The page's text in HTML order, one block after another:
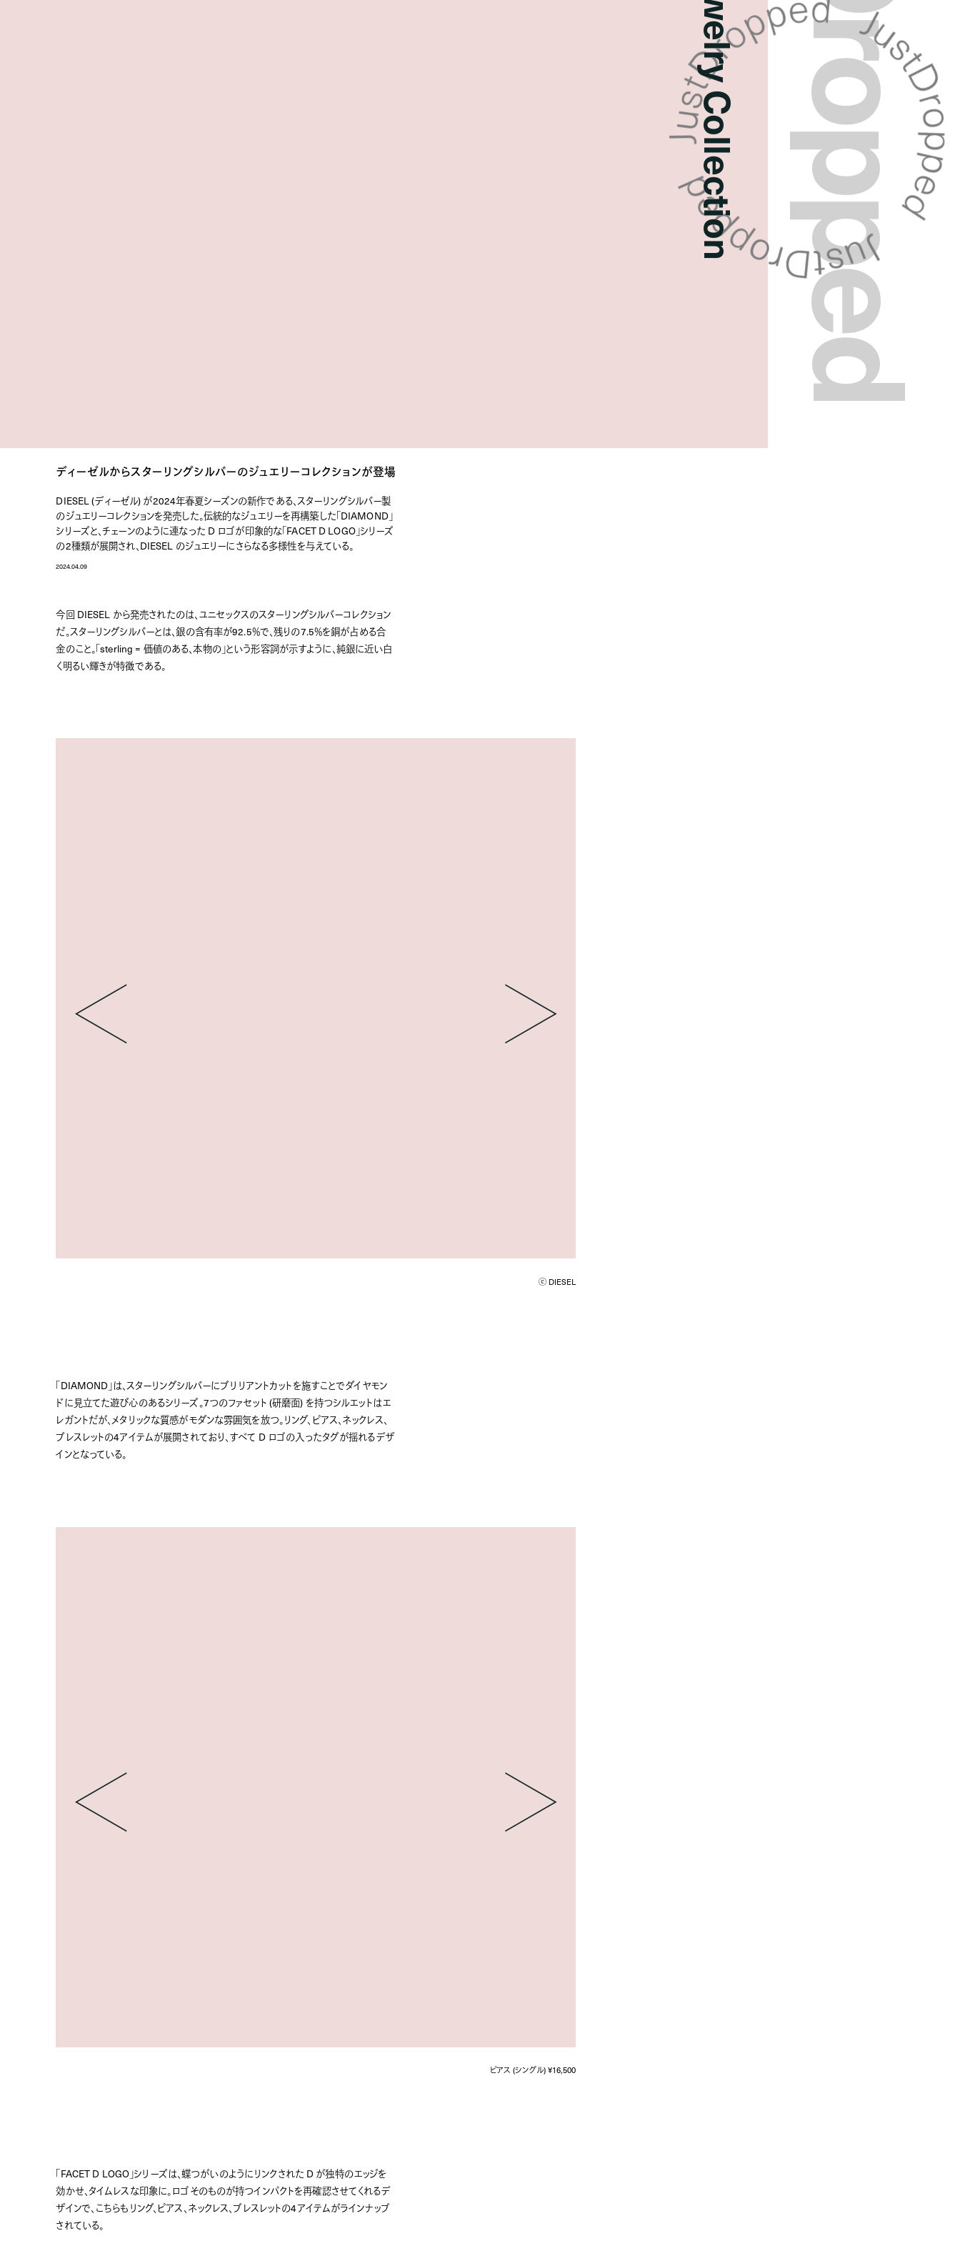
ディーゼルからスターリングシルバーのジュエリーコレクションが登場
DIESEL (ディーゼル) が2024年春夏シーズンの新作である、スターリングシルバー製
のジュエリーコレクションを発売した。伝統的なジュエリーを再構築した「DIAMOND」
シリーズと、チェーンのように連なった D ロゴが印象的な「FACET D LOGO」シリーズ
の2種類が展開され、DIESEL のジュエリーにさらなる多様性を与えている。
2024.04.09
今回 DIESEL から発売されたのは、ユニセックスのスターリングシルバーコレクション
だ。スターリングシルバーとは、銀の含有率が92.5％で、残りの7.5％を銅が占める合
金のこと。「sterling = 価値のある、本物の」という形容詞が示すように、純銀に近い白
く明るい輝きが特徴である。
ⓒ DIESEL
「DIAMOND」は、スターリングシルバーにブリリアントカットを施すことでダイヤモン
ドに見立てた遊び心のあるシリーズ。7つのファセット (研磨面) を持つシルエットはエ
レガントだが、メタリックな質感がモダンな雰囲気を放つ。リング、ピアス、ネックレス、
ブレスレットの4アイテムが展開されており、すべて D ロゴの入ったタグが揺れるデザ
インとなっている。
ピアス (シングル) ¥16,500
「FACET D LOGO」シリーズは、蝶つがいのようにリンクされた D が独特のエッジを
効かせ、タイムレスな印象に。ロゴそのものが持つインパクトを再確認させてくれるデ
ザインで、こちらもリング、ピアス、ネックレス、ブレスレットの4アイテムがラインナップ
されている。